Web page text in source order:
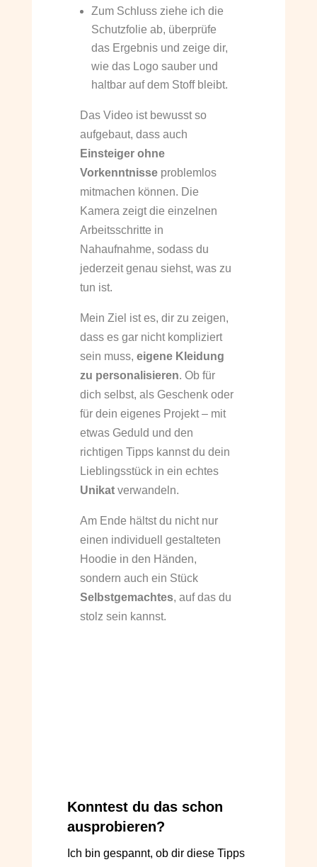
Zum Schluss ziehe ich die
Schutzfolie ab, überprüfe
das Ergebnis und zeige dir,
wie das Logo sauber und
haltbar auf dem Stoff bleibt.
Das Video ist bewusst so
aufgebaut, dass auch
Einsteiger ohne
Vorkenntnisseproblemlos
mitmachen können. Die
Kamera zeigt die einzelnen
Arbeitsschritte in
Nahaufnahme, sodass du
jederzeit genau siehst, was zu
tun ist.
Mein Ziel ist es, dir zu zeigen,
dass es gar nicht kompliziert
sein muss, eigene Kleidung
zu personalisieren. Ob für
dich selbst, als Geschenk oder
für dein eigenes Projekt – mit
etwas Geduld und den
richtigen Tipps kannst du dein
Lieblingsstück in ein echtes
Unikatverwandeln.
Am Ende hältst du nicht nur
einen individuell gestalteten
Hoodie in den Händen,
sondern auch ein Stück
Selbstgemachtes, auf das du
stolz sein kannst.
Konntest du das schon
ausprobieren?
Ich bin gespannt, ob dir diese Tipps